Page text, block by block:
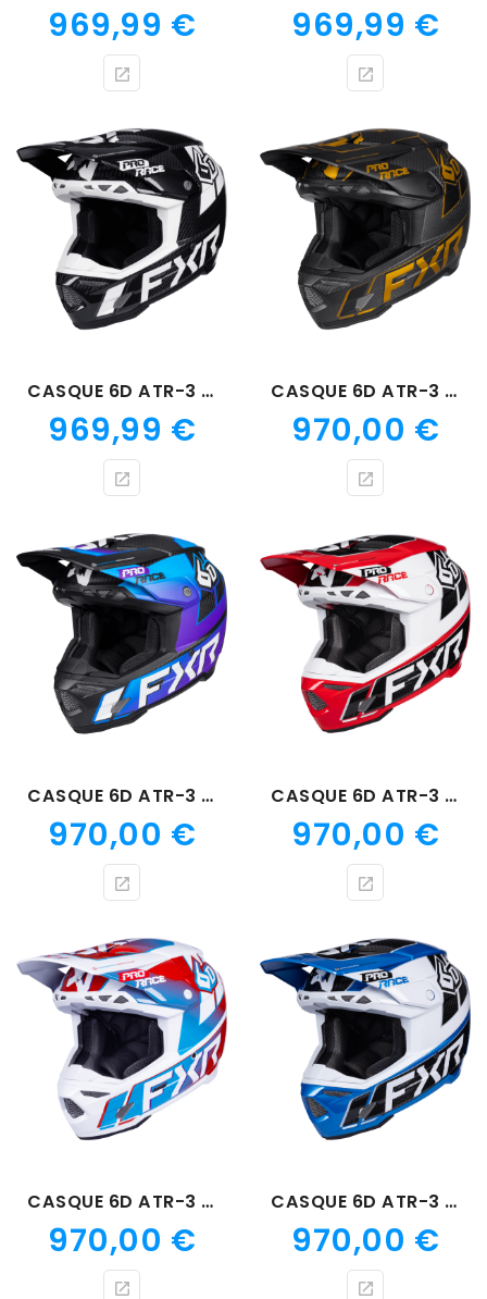
Prix
969,99 € Prix
969,99 €
CASQUE 6D ATR-3 NOIR PRIME
Prix
969,99 €
CASQUE 6D ATR-3 NOIR TEXAS TEA
Prix
970,00 €
CASQUE 6D ATR-3 AURORA
Prix
970,00 €
CASQUE 6D ATR-3 CAYENNE
Prix
970,00 €
CASQUE 6D ATR-3 PATRIOT
Prix
970,00 €
CASQUE 6D ATR-3 COBALT BLUE
Prix
970,00 €